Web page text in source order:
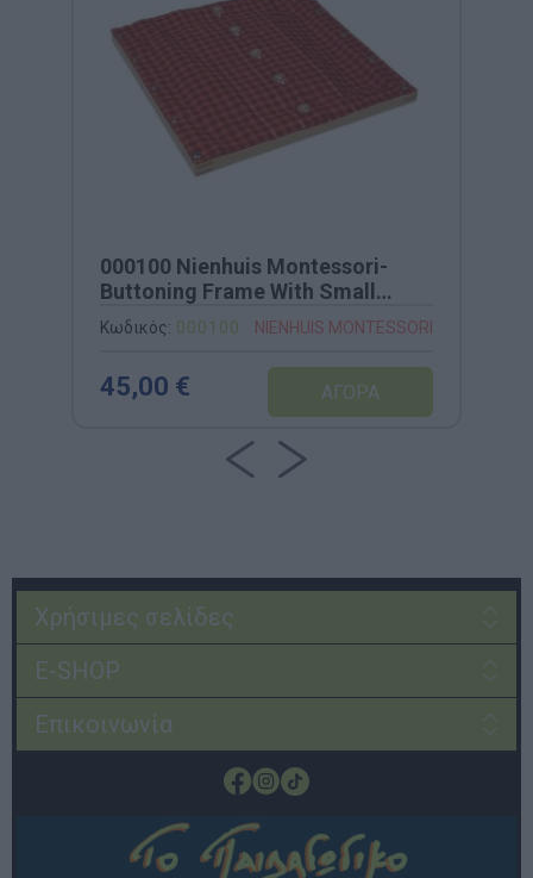
000100 Nienhuis Montessori-
Buttoning Frame With Small
Buttons
Κωδικός: 000100 NIENHUIS MONTESSORI
45,00 €
Χρήσιμες σελίδες
E-SHOP
Επικοινωνία